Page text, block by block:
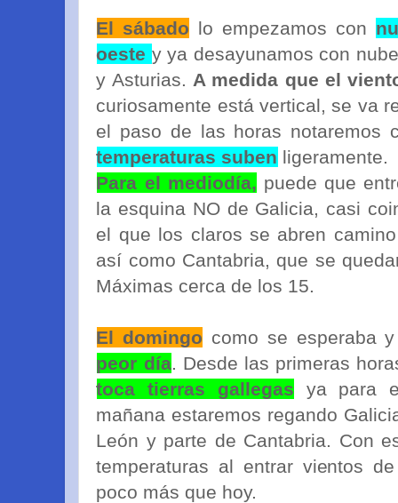
El sábado lo empezamos con
oeste y ya desayunamos con
y Asturias. A medida que el
curiosamente está vertical, se va
el paso de las horas notaremos
temperaturas suben ligeramente.
Para el mediodía, puede que
la esquina NO de Galicia, casi
el que los claros se abren
así como Cantabria, que se
Máximas cerca de los 15.
El domingo como se esperaba
peor día. Desde las primeras
toca tierras gallegas ya para
mañana estaremos regando
León y parte de Cantabria. Con
temperaturas al entrar vientos
poco más que hoy.